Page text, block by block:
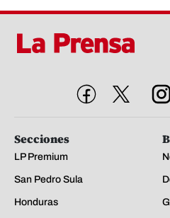
Secciones
LP Premium
San Pedro Sula
Honduras